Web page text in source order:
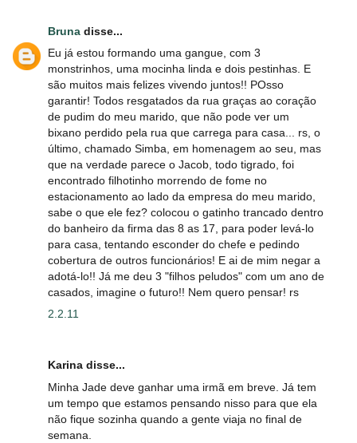
Bruna disse...
Eu já estou formando uma gangue, com 3
monstrinhos, uma mocinha linda e dois pestinhas. E
são muitos mais felizes vivendo juntos!! POsso
garantir! Todos resgatados da rua graças ao coração
de pudim do meu marido, que não pode ver um
bixano perdido pela rua que carrega para casa... rs, o
último, chamado Simba, em homenagem ao seu, mas
que na verdade parece o Jacob, todo tigrado, foi
encontrado filhotinho morrendo de fome no
estacionamento ao lado da empresa do meu marido,
sabe o que ele fez? colocou o gatinho trancado dentro
do banheiro da firma das 8 as 17, para poder levá-lo
para casa, tentando esconder do chefe e pedindo
cobertura de outros funcionários! E ai de mim negar a
adotá-lo!! Já me deu 3 "filhos peludos" com um ano de
casados, imagine o futuro!! Nem quero pensar! rs
2.2.11
Karina disse...
Minha Jade deve ganhar uma irmã em breve. Já tem
um tempo que estamos pensando nisso para que ela
não fique sozinha quando a gente viaja no final de
semana.